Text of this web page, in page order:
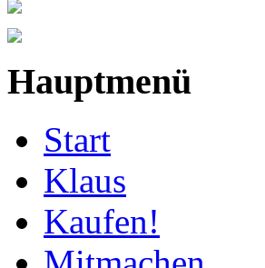
Hauptmenü
Start
Klaus
Kaufen!